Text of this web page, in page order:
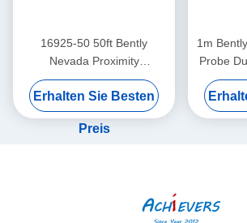
16925-50 50ft Bently
Nevada Proximity
Interconnect Kabel ohne
Rüstung
Erhalten Sie Besten
Preis
1m
Probe